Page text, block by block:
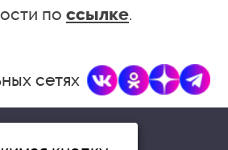
по ссылке.
сетях